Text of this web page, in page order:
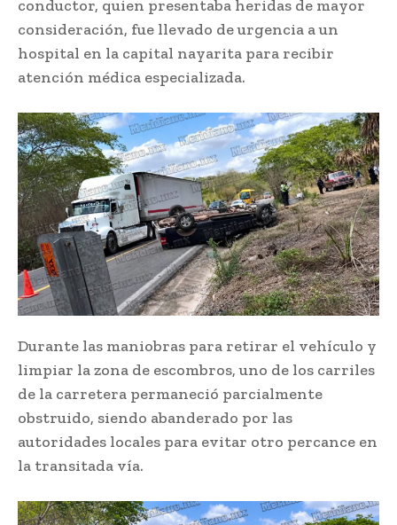
conductor, quien presentaba heridas de mayor
consideración, fue llevado de urgencia a un
hospital en la capital nayarita para recibir
atención médica especializada.
Durante las maniobras para retirar el vehículo y
limpiar la zona de escombros, uno de los carriles
de la carretera permaneció parcialmente
obstruido, siendo abanderado por las
autoridades locales para evitar otro percance en
la transitada vía.